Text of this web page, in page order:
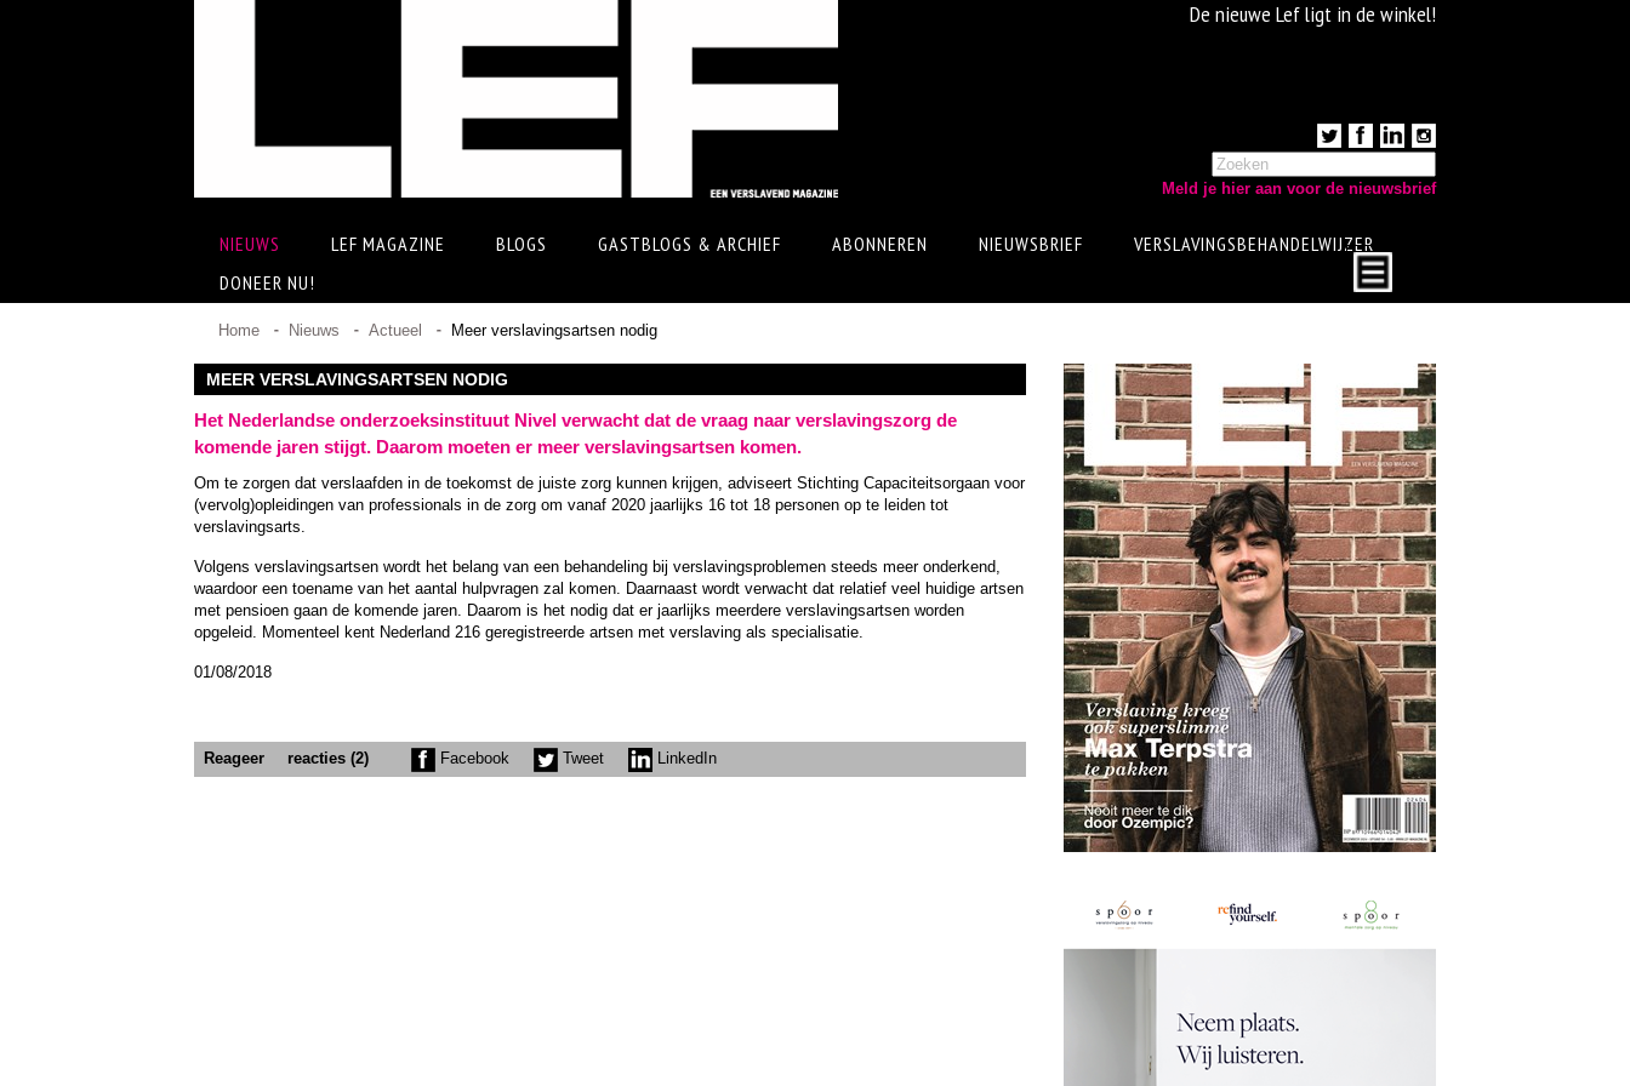
De nieuwe Lef ligt in de winkel!
Meld je hier aan voor de nieuwsbrief
NIEUWS LEF MAGAZINE BLOGS GASTBLOGS & ARCHIEF ABONNEREN NIEUWSBRIEF
VERSLAVINGSBEHANDELWIJZER
DONEER NU!
Home Nieuws Actueel Meer verslavingsartsen nodig
MEER VERSLAVINGSARTSEN NODIG
Het Nederlandse onderzoeksinstituut Nivel verwacht dat de vraag naar verslavingszorg de
komende jaren stijgt. Daarom moeten er meer verslavingsartsen komen.
Om te zorgen dat verslaafden in de toekomst de juiste zorg kunnen krijgen, adviseert Stichting Capaciteitsorgaan voor
(vervolg)opleidingen van professionals in de zorg om vanaf 2020 jaarlijks 16 tot 18 personen op te leiden tot
verslavingsarts.
Volgens verslavingsartsen wordt het belang van een behandeling bij verslavingsproblemen steeds meer onderkend,
waardoor een toename van het aantal hulpvragen zal komen. Daarnaast wordt verwacht dat relatief veel huidige artsen
met pensioen gaan de komende jaren. Daarom is het nodig dat er jaarlijks meerdere verslavingsartsen worden
opgeleid. Momenteel kent Nederland 216 geregistreerde artsen met verslaving als specialisatie.
01/08/2018
Reageer reacties (2) Facebook Tweet LinkedIn